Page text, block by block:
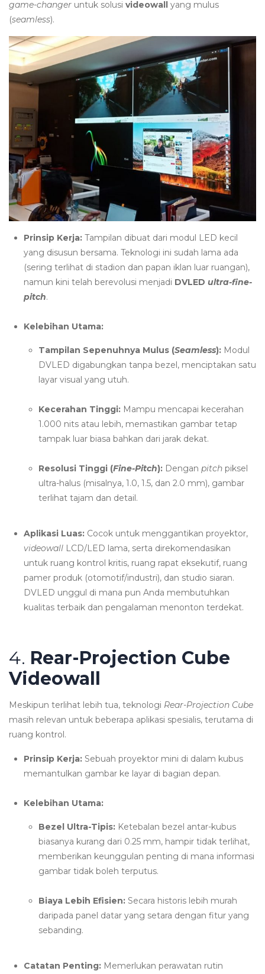
game-changer untuk solusi videowall yang mulus
(seamless).
Prinsip Kerja: Tampilan dibuat dari modul LED kecil
yang disusun bersama. Teknologi ini sudah lama ada
(sering terlihat di stadion dan papan iklan luar ruangan),
namun kini telah berevolusi menjadi DVLED ultra-fine-
pitch.
Kelebihan Utama:
Tampilan Sepenuhnya Mulus (Seamless): Modul
DVLED digabungkan tanpa bezel, menciptakan satu
layar visual yang utuh.
Kecerahan Tinggi: Mampu mencapai kecerahan
1.000 nits atau lebih, memastikan gambar tetap
tampak luar biasa bahkan dari jarak dekat.
Resolusi Tinggi (Fine-Pitch): Dengan pitch piksel
ultra-halus (misalnya, 1.0, 1.5, dan 2.0 mm), gambar
terlihat tajam dan detail.
Aplikasi Luas: Cocok untuk menggantikan proyektor,
videowall LCD/LED lama, serta direkomendasikan
untuk ruang kontrol kritis, ruang rapat eksekutif, ruang
pamer produk (otomotif/industri), dan studio siaran.
DVLED unggul di mana pun Anda membutuhkan
kualitas terbaik dan pengalaman menonton terdekat.
4. Rear-Projection Cube
Videowall
Meskipun terlihat lebih tua, teknologi Rear-Projection Cube
masih relevan untuk beberapa aplikasi spesialis, terutama di
ruang kontrol.
Prinsip Kerja: Sebuah proyektor mini di dalam kubus
memantulkan gambar ke layar di bagian depan.
Kelebihan Utama:
Bezel Ultra-Tipis: Ketebalan bezel antar-kubus
biasanya kurang dari 0.25 mm, hampir tidak terlihat,
memberikan keunggulan penting di mana informasi
gambar tidak boleh terputus.
Biaya Lebih Efisien: Secara historis lebih murah
daripada panel datar yang setara dengan fitur yang
sebanding.
Catatan Penting: Memerlukan perawatan rutin